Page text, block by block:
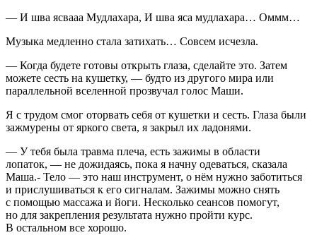
— И шва ясвааа Мудлахара, И шва яса мудлахара… Оммм…
Музыка медленно стала затихать… Совсем исчезла.
— Когда будете готовы открыть глаза, сделайте это. Затем
можете сесть на кушетку, — будто из другого мира или
параллельной вселенной прозвучал голос Маши.
Я с трудом смог оторвать себя от кушетки и сесть. Глаза были
зажмурены от яркого света, я закрыл их ладонями.
— У тебя была травма плеча, есть зажимы в области
лопаток, — не дожидаясь, пока я начну одеваться, сказала
Маша.- Тело — это наш инструмент, о нём нужно заботиться
и прислушиваться к его сигналам. Зажимы можно снять
с помощью массажа и йоги. Несколько сеансов помогут,
но для закрепления результата нужно пройти курс.
В остальном все хорошо.